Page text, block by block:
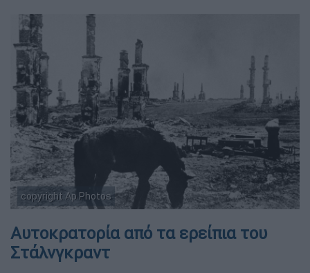
copyright Ap Photos
Αυτοκρατορία από τα ερείπια του
Στάλνγκραντ